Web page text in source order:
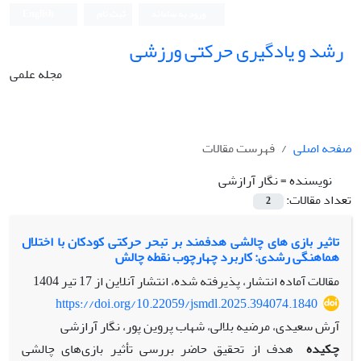
رشد و یادگیری حرکتی ورزشی
مجله علمی
صفحه اصلی
فهرست مقالات
نویسنده =نگار آرازشی
تعداد مقالات:
2
تاثیر بازی های چالشی هدفمند بر تبحر حرکتی کودکان با اختلال
هماهنگی رشدی: کاربرد چهارچوب نقطه چالش
مقالات آماده انتشار، پذیرفته شده، انتشار آنلاین از17 تیر 1404
https://doi.org/10.22059/jsmdl.2025.394074.1840
آرش سعیدی، مرضیه بلالی، شهاب پروین پور، نگار آرازشی
چکیده هدف از تحقیق حاضر بررسی تأثیر بازی‌های چالشی